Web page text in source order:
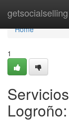
getsocialselling
Home
Home
1
Logroño: